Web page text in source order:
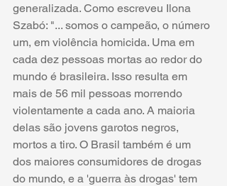
generalizada. Como escreveu Ilona
Szabó: "... somos o campeão, o número
um, em violência homicida. Uma em
cada dez pessoas mortas ao redor do
mundo é brasileira. Isso resulta em
mais de 56 mil pessoas morrendo
violentamente a cada ano. A maioria
delas são jovens garotos negros,
mortos a tiro. O Brasil também é um
dos maiores consumidores de drogas
do mundo, e a 'guerra às drogas' tem